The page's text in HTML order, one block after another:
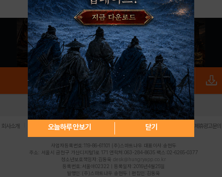
오늘하루 안보기 닫기
로그인 PC버전 전체앱
회사소개 | 개인정보 처리방침 불법촬영물 신고센터 제휴광고문의
사업자등록번호:119-86-61101 (주)스마트나우 대표이사:송현두
주소: 서울시 금천구 가산디지털1로 171 연락처:063-284-8635 팩스:02-6265-0377
청소년보호책임자:김동욱 desk@hungryapp.co.kr
등록번호:서울아02322 | 등록일자:2016년4월25일
발행인:(주)스마트나우 송현두 | 편집인:김동욱